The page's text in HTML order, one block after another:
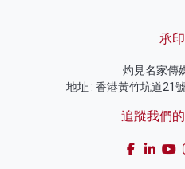
承
灼見名家傳
地址 : 香港黃竹坑道21
追蹤我們